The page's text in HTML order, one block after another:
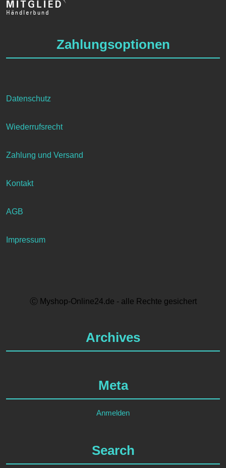
Zahlungsoptionen
Datenschutz
Wiederrufsrecht
Zahlung und Versand
Kontakt
AGB
Impressum
Ⓒ Myshop-Online24.de - alle Rechte gesichert
Archives
Meta
Anmelden
Search